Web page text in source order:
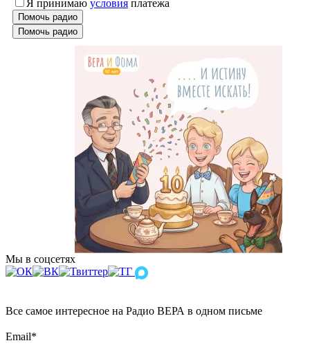
Я принимаю условия платежа
Помочь радио
Помочь радио
Мы в соцсетях
Все самое интересное на Радио ВЕРА в одном письме
Email*